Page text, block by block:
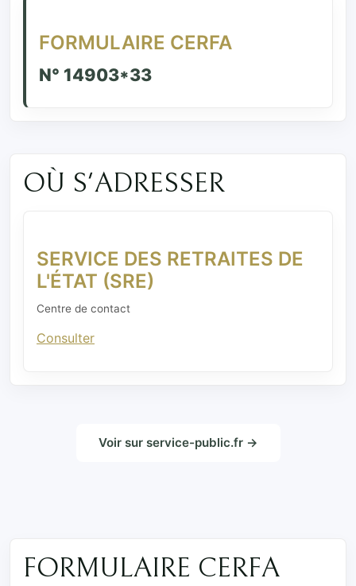
FORMULAIRE CERFA
N° 14903*33
OÙ S'ADRESSER
SERVICE DES RETRAITES DE
L'ÉTAT (SRE)
Centre de contact
Consulter
Voir sur service-public.fr →
FORMULAIRE CERFA